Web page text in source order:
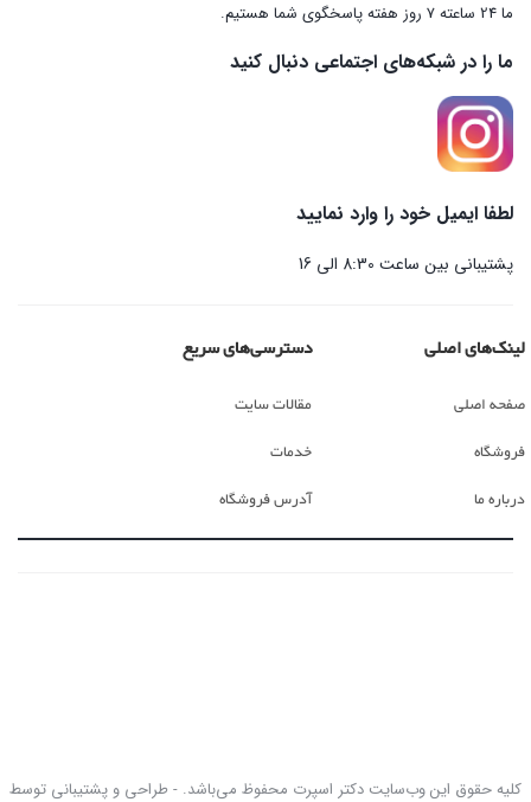
ما 24 ساعته 7 روز هفته پاسخگوی شما هستیم.
ما را در شبکه‌های اجتماعی دنبال کنید
لطفا ایمیل خود را وارد نمایید
پشتیبانی بین ساعت 8:30 الی 16
لینک‌های اصلی
صفحه اصلی
فروشگاه
درباره ما
دسترسی‌های سریع
مقالات سایت
خدمات
آدرس فروشگاه
کلیه حقوق این وب‌سایت دکتر اسپرت محفوظ می‌باشد. - طراحی و پشتیبانی توسط